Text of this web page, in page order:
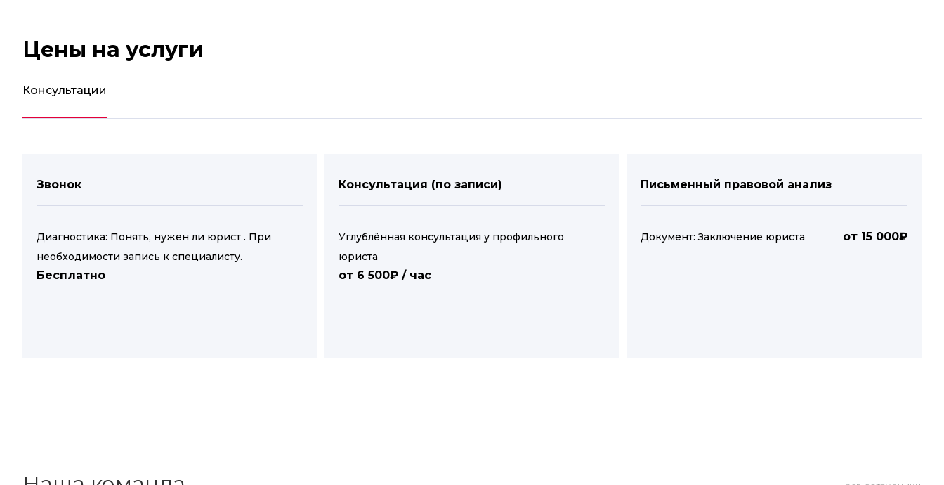
Цены на услуги
Консультации
Звонок
Диагностика: Понять, нужен ли юрист . При
необходимости запись к специалисту.
Бесплатно
Консультация (по записи)
Углублённая консультация у профильного
юриста
от 6 500₽ / час
Письменный правовой анализ
Документ: Заключение юриста от 15 000₽